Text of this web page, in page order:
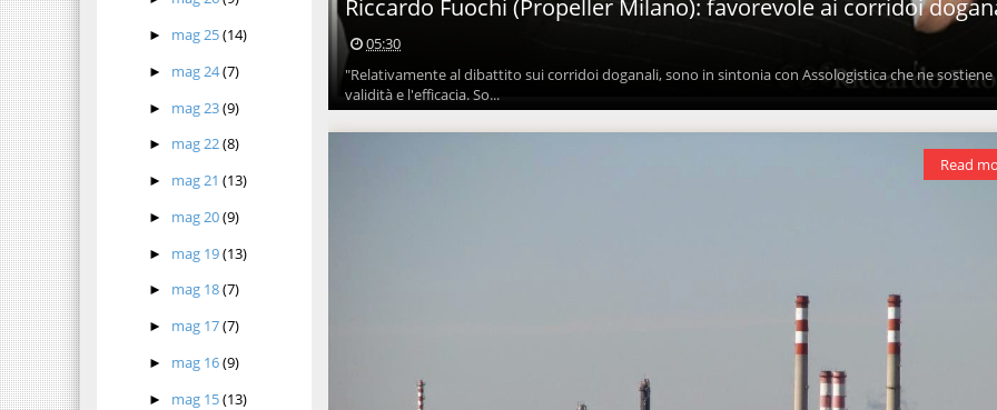
► mag 25(14)
► mag 24(7)
► mag 23(9)
► mag 22(8)
► mag 21(13)
► mag 20(9)
► mag 19(13)
► mag 18(7)
► mag 17(7)
► mag 16(9)
► mag 15(13)
Riccardo Fuochi (Propeller Milano): favorevole ai corridoi
05:30
"Relativamente al dibattito sui corridoi doganali, sono in sintonia con Assologistica che ne sostiene
validità e l'efficacia. So...
Read